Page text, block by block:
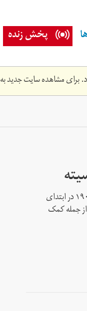
پخش زنده
برای مشاهده سایت جدید به
بر اساس «قانون لاییسیته» فرانسه، مصوبه سال ۱۹۰۵ در ابتدای
جمله کمک